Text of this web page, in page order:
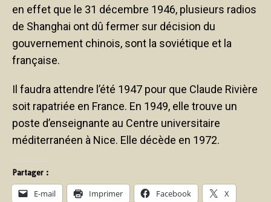
en effet que le 31 décembre 1946, plusieurs radios
de Shanghai ont dû fermer sur décision du
gouvernement chinois, sont la soviétique et la
française.
Il faudra attendre l’été 1947 pour que Claude Rivière
soit rapatriée en France. En 1949, elle trouve un
poste d’enseignante au Centre universitaire
méditerranéen à Nice. Elle décède en 1972.
Partager :
E-mail Imprimer Facebook X